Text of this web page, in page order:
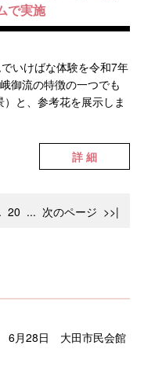
で実施
いけばな体験を令和7年
御流の特徴の一つでも
と、参考花を展示しま
詳 細
20 ... 次のページ >>|
6月28日 大田市民会館